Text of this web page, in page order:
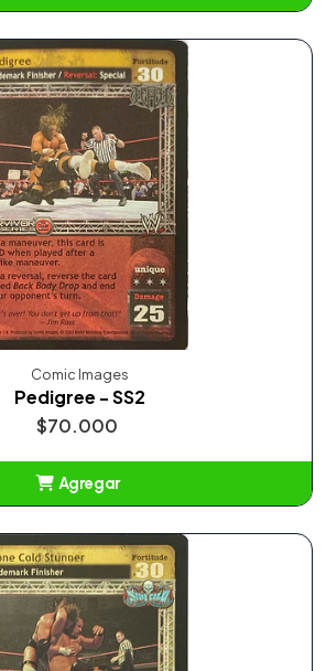
Comic Images
Pedigree - SS2
$70.000
Agregar